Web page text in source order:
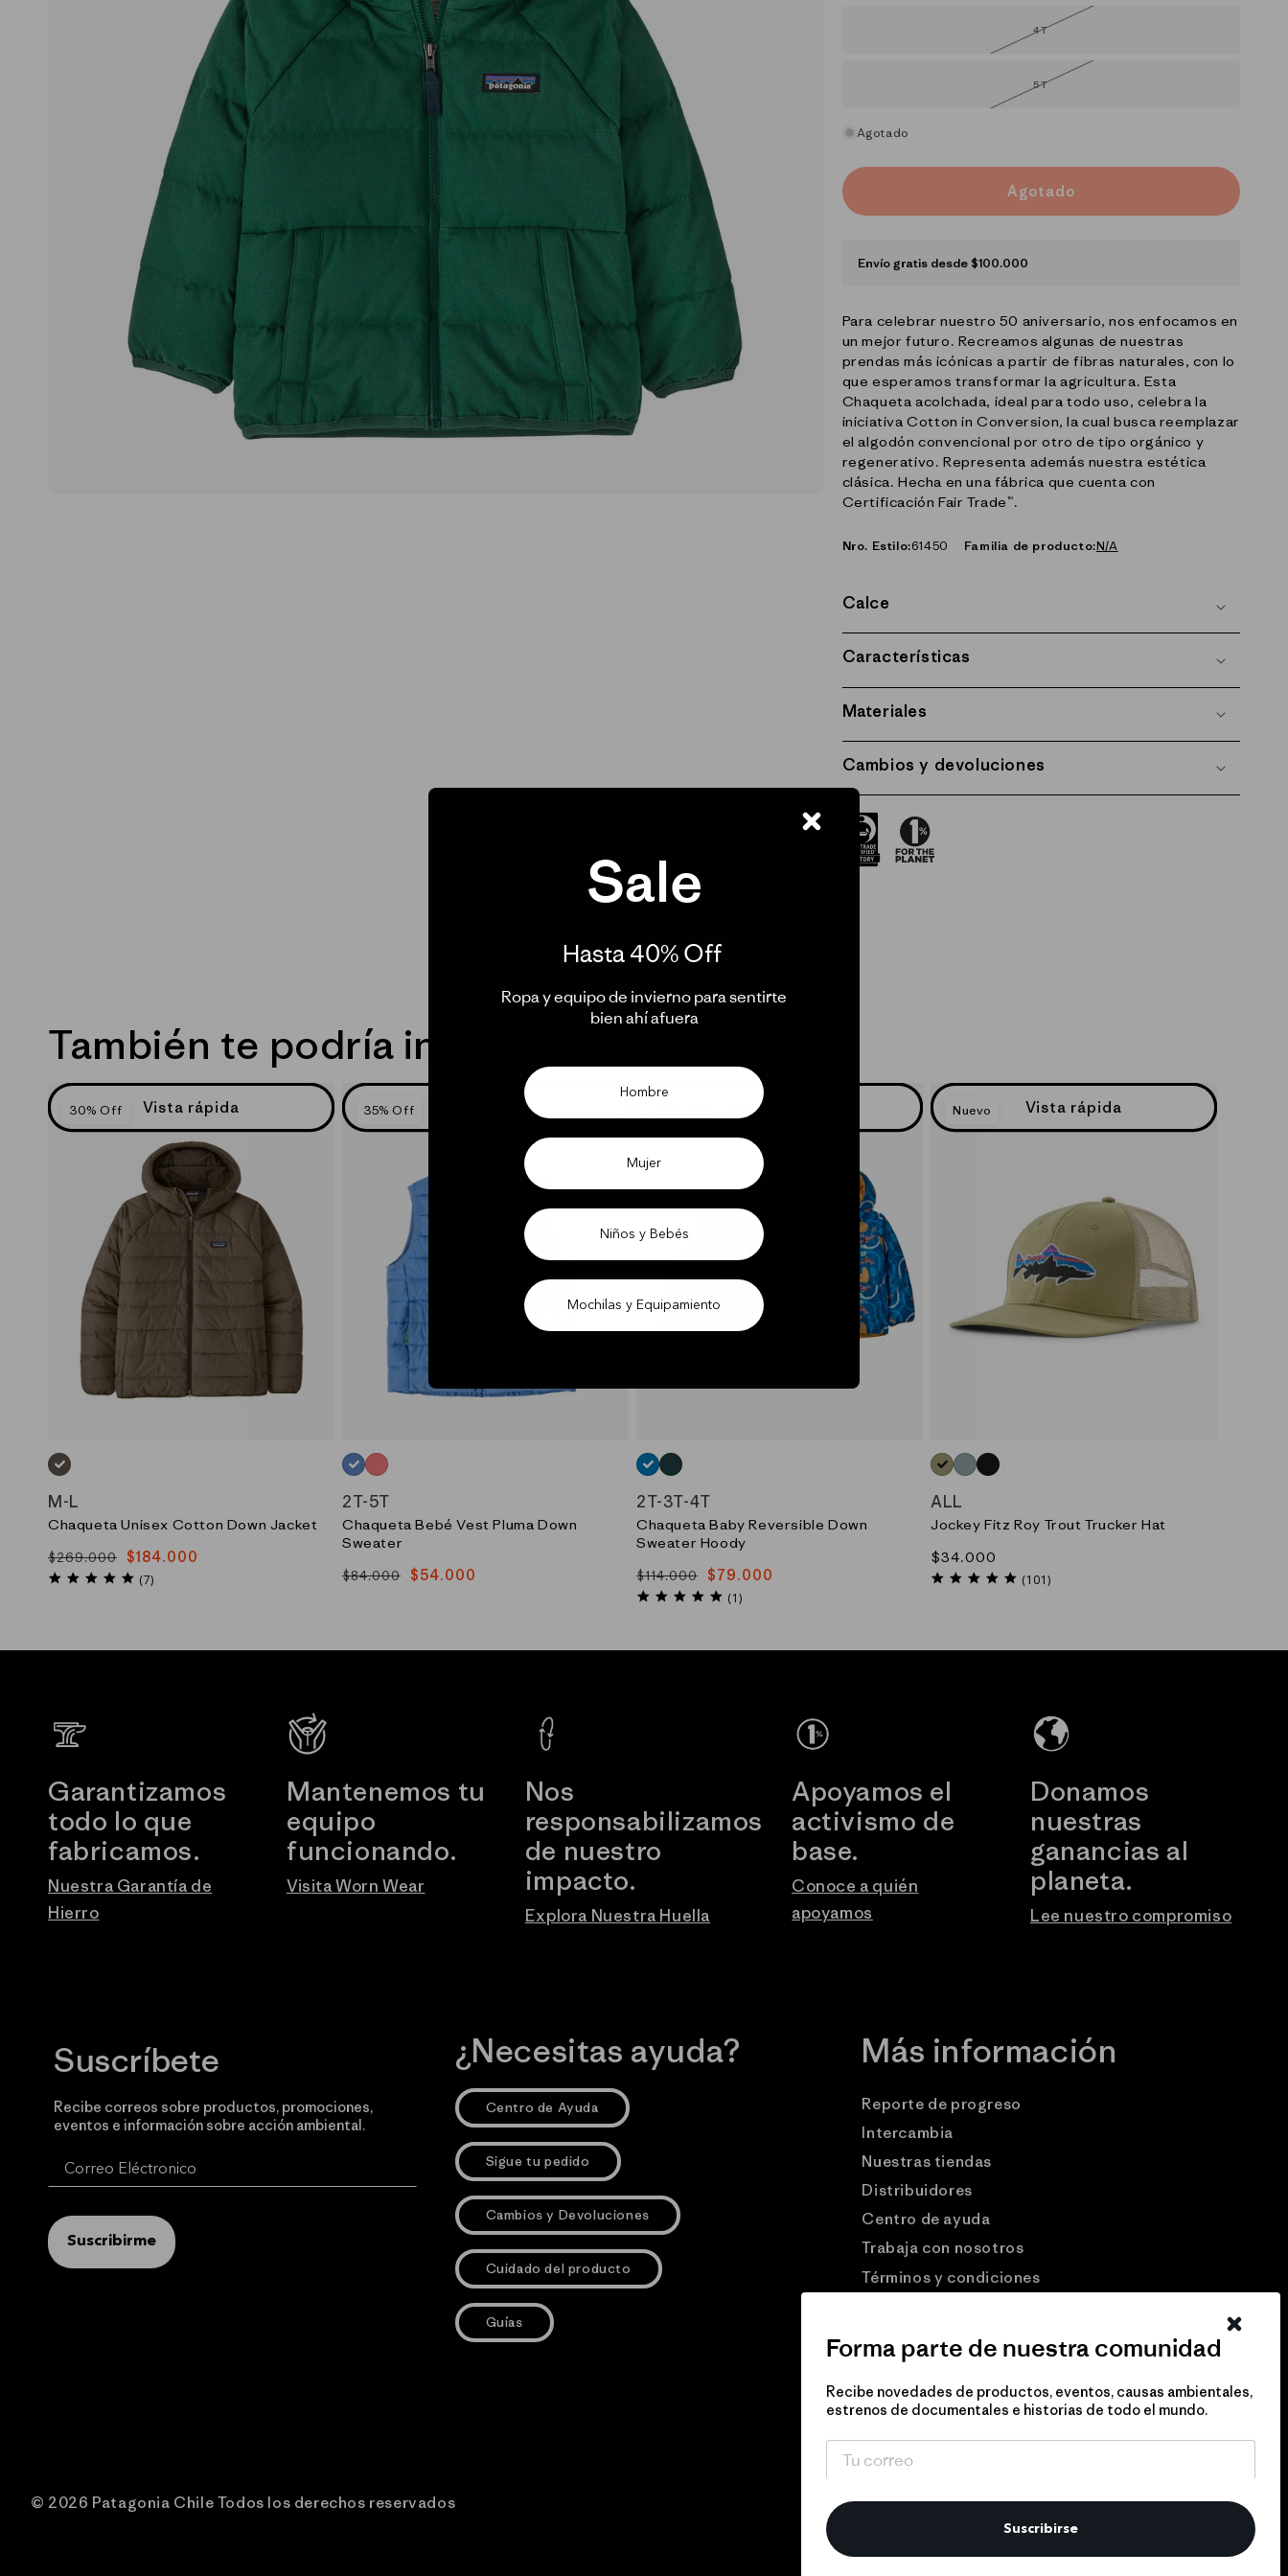
disponible
4TVariante
disponible
5TVariante
Agotado
Agotado
Envío gratis desde $100.000
Para celebrar nuestro 50 aniversario, nos enfocamos en
un mejor futuro. Recreamos algunas de nuestras
prendas más icónicas a partir de fibras naturales, con lo
que esperamos transformar la agricultura. Esta
Chaqueta acolchada, ideal para todo uso, celebra la
iniciativa Cotton in Conversion, la cual busca reemplazar
el algodón convencional por otro de tipo orgánico y
regenerativo. Representa además nuestra estética
clásica. Hecha en una fábrica que cuenta con
Certificación Fair Trade™.
Nro. Estilo:61450 Familia de producto:N/A
Calce
Características
Materiales
Cambios y devoluciones
También te podría interesar
30% Off Vista rápida
CAFE_(MRLB)
M-L
Chaqueta Unisex Cotton Down Jacket
Precio
habitual
$269.000
Precio
de
$184.000
4.9
(7)
35% Off Vista rápida
AZUL_(ABNB)
ROSADO_(PKPK)
2T-5T
Chaqueta Bebé Vest Pluma Down
Sweater
Precio
$84.000
Precio
$54.000
Vista rápida
AZUL_(AFBL)
VERDE_(SOLC)
2T-3T-4T
Chaqueta Baby Reversible Down
Sweater Hoody
Precio
habitual
$114.000
Precio
de
$79.000
5.0
(1)
Nuevo Vista rápida
VERDE_(GMTG)
AZUL_(RWTL)
NEGRO_(BLK)
ALL
Jockey Fitz Roy Trout Trucker Hat
Precio
habitual
$34.000
4.9
(101)
Agotado
Garantizamos
todo lo que
fabricamos.
Nuestra Garantía de
Hierro
Mantenemos tu
equipo
funcionando.
Visita Worn Wear
Nos
responsabilizamos
de nuestro
impacto.
Explora Nuestra Huella
Apoyamos el
activismo de
base.
Conoce a quién
apoyamos
Donamos
nuestras
ganancias al
planeta.
Lee nuestro compromiso
Suscríbete
Recibe correos sobre productos, promociones,
eventos e información sobre acción ambiental.
Suscribirme
¿Necesitas ayuda?
Centro de Ayuda
Sigue tu pedido
Cambios y Devoluciones
Cuidado del producto
Guías
Más información
Reporte de progreso
Intercambia
Nuestras tiendas
Distribuidores
Centro de ayuda
Trabaja con nosotros
Términos y condiciones
Comunidad Pro
Eventos
Politicas de privacidad
© 2026 Patagonia Chile Todos los derechos reservados
Sale
Hasta 40% Off ​
Ropa y equipo de invierno para sentirte
bien ahí afuera​
Hombre
Mujer
Niños y Bebés
Mochilas y Equipamiento
Forma parte de nuestra comunidad
Recibe novedades de productos, eventos, causas ambientales,
estrenos de documentales e historias de todo el mundo.
Suscribirse